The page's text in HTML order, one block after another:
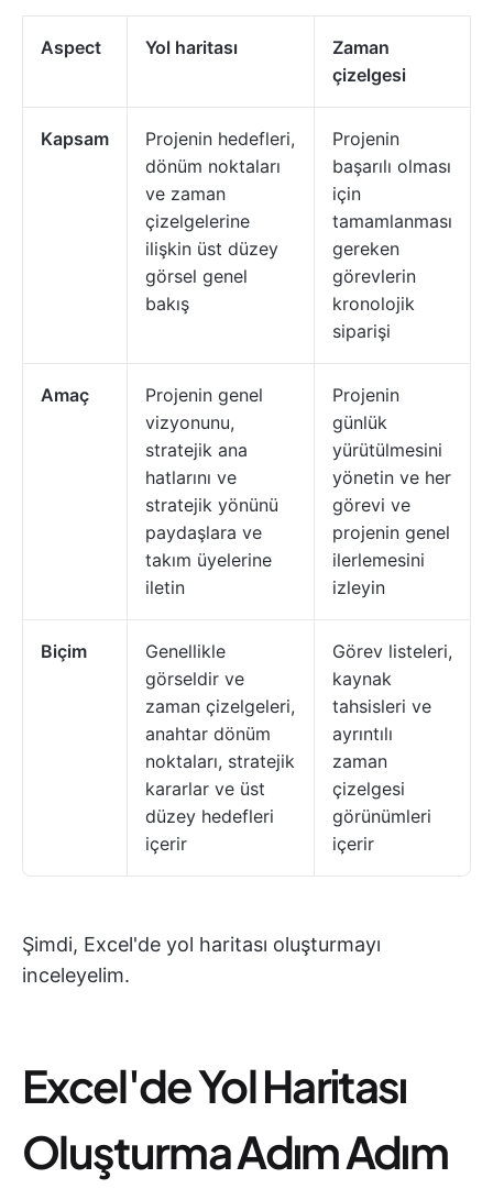
Aspect Yol haritası
Zaman
çizelgesi
Kapsam
Projenin hedefleri,
dönüm noktaları
ve zaman
çizelgelerine
ilişkin üst düzey
görsel genel
bakış
Projenin
başarılı olması
için
tamamlanması
gereken
görevlerin
kronolojik
siparişi
Amaç
Projenin genel
vizyonunu,
stratejik ana
hatlarını ve
stratejik yönünü
paydaşlara ve
takım üyelerine
iletin
Projenin
günlük
yürütülmesini
yönetin ve her
görevi ve
projenin genel
ilerlemesini
izleyin
Biçim
Genellikle
görseldir ve
zaman çizelgeleri,
anahtar dönüm
noktaları, stratejik
kararlar ve üst
düzey hedefleri
içerir
Görev listeleri,
kaynak
tahsisleri ve
ayrıntılı
zaman
çizelgesi
görünümleri
içerir
Şimdi, Excel'de yol haritası oluşturmayı
inceleyelim.
Excel'de Yol Haritası
Oluşturma Adım Adım